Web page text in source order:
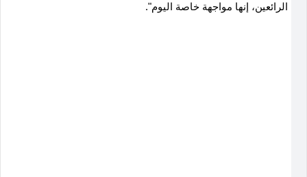
الرائعين، إنها مواجهة خاصة اليوم".